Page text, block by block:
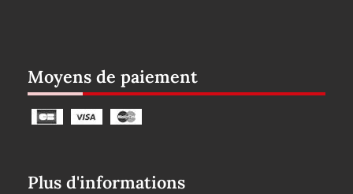
Moyens de paiement
Plus d'informations